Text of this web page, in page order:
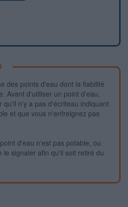
des points d'eau dont la fiabilité
Avant d'utiliser un point d'eau,
qu'il n'y a pas d'écriteau indiquant
et que vous n'enfreignez pas
d'eau n'est pas potable, ou
le signaler afin qu'il soit retiré du